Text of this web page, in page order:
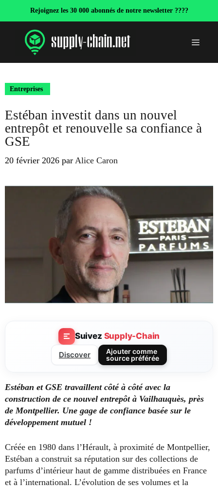
Rejoignez les 30 000 abonnés de notre newsletter ????
Menu
Entreprises
Estéban investit dans un nouvel
entrepôt et renouvelle sa confiance à
GSE
20 février 2026 par Alice Caron
Suivez Supply-Chain
Discover
Ajouter comme
source préférée
Estéban et GSE travaillent côté à côté avec la
construction de ce nouvel entrepôt à Vailhauquès, près
de Montpellier. Une gage de confiance basée sur le
développement mutuel !
Créée en 1980 dans l’Hérault, à proximité de Montpellier,
Estéban a construit sa réputation sur des collections de
parfums d’intérieur haut de gamme distribuées en France
et à l’international. L’évolution de ses volumes et la